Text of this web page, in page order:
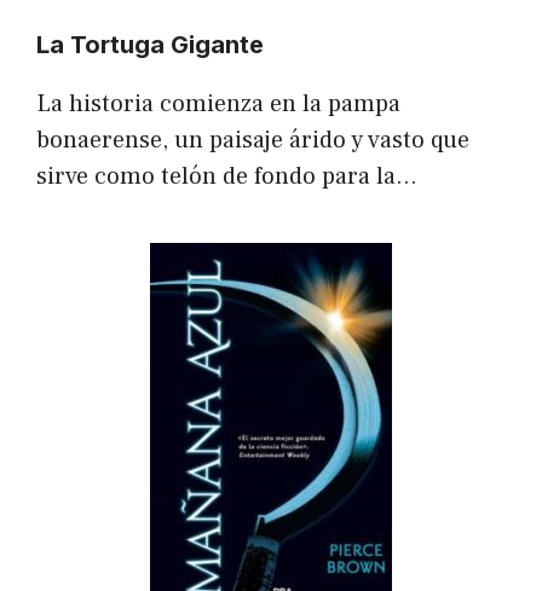
La Tortuga Gigante
La historia comienza en la pampa
bonaerense, un paisaje árido y vasto que
sirve como telón de fondo para la…